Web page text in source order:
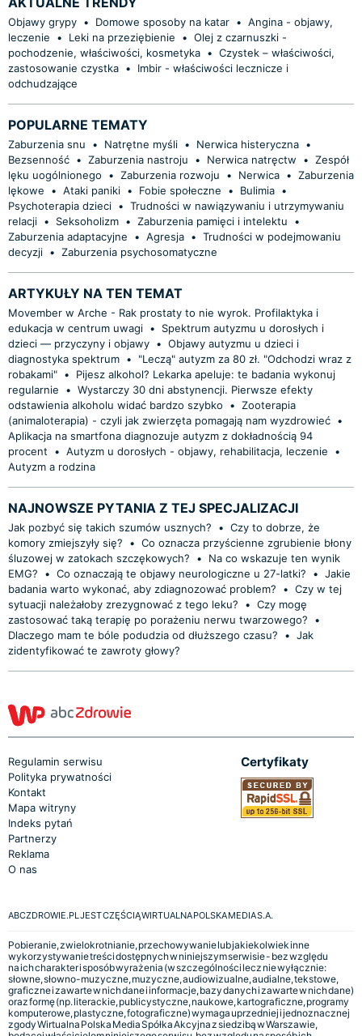
Objawy grypy • Domowe sposoby na katar • Angina - objawy,
leczenie
• Leki na przeziębienie • Olej z czarnuszki -
pochodzenie, właściwości, kosmetyka • Czystek – właściwości,
zastosowanie czystka •
Imbir - właściwości lecznicze i
odchudzające
POPULARNE TEMATY
Zaburzenia snu • Natrętne myśli • Nerwica histeryczna •
Bezsenność • Zaburzenia nastroju • Nerwica natręctw • Zespół
lęku uogólnionego
• Zaburzenia rozwoju • Nerwica • Zaburzenia
lękowe
• Ataki paniki • Fobie społeczne • Bulimia •
Psychoterapia dzieci • Trudności w nawiązywaniu i utrzymywaniu
relacji • Seksoholizm • Zaburzenia pamięci i intelektu
•
Zaburzenia adaptacyjne
• Agresja • Trudności w podejmowaniu
decyzji • Zaburzenia psychosomatyczne
ARTYKUŁY NA TEN TEMAT
Movember w Arche - Rak prostaty to nie wyrok. Profilaktyka i
edukacja w centrum uwagi •
Spektrum autyzmu u dorosłych i
dzieci — przyczyny i objawy • Objawy autyzmu u dzieci i
diagnostyka spektrum •
"Leczą" autyzm za 80 zł. "Odchodzi wraz z
robakami" •
Pijesz alkohol? Lekarka apeluje: te badania wykonuj
regularnie
• Wystarczy 30 dni abstynencji. Pierwsze efekty
odstawienia alkoholu widać bardzo szybko
• Zooterapia
(animaloterapia) - czyli jak zwierzęta pomagają nam wyzdrowieć •
Aplikacja na smartfona diagnozuje autyzm z dokładnością 94
procent
• Autyzm u dorosłych - objawy, rehabilitacja, leczenie
•
Autyzm a rodzina
NAJNOWSZE PYTANIA Z TEJ SPECJALIZACJI
Jak pozbyć się takich szumów usznych? • Czy to dobrze, że
komory zmiejszyły się?
• Co oznacza przyścienne zgrubienie błony
śluzowej w zatokach szczękowych?
•
Na co wskazuje ten wynik
EMG?
• Co oznaczają te objawy neurologiczne u 27-latki? • Jakie
badania warto wykonać, aby zdiagnozować problem?
• Czy w tej
sytuacji należałoby zrezygnować z tego leku?
• Czy mogę
zastosować taką terapię po porażeniu nerwu twarzowego?
•
Dlaczego mam te bóle podudzia od dłuższego czasu?
• Jak
zidentyfikować te zawroty głowy?
Regulamin serwisu
Polityka prywatności
Kontakt
Mapa witryny
Indeks pytań
Partnerzy
Reklama
O nas
Certyfikaty
ABCZDROWIE.PL JEST CZĘŚCIĄ WIRTUALNA POLSKA MEDIA S.A.
Pobieranie, zwielokrotnianie, przechowywanie lub jakiekolwiek inne
wykorzystywanie treści dostępnych w niniejszym serwisie - bez względu
na ich charakter i sposób wyrażenia (w szczególności lecz nie wyłącznie:
słowne, słowno-muzyczne, muzyczne, audiowizualne, audialne, tekstowe,
graficzne i zawarte w nich dane i informacje, bazy danych i zawarte w nich dane)
oraz formę (np. literackie, publicystyczne, naukowe, kartograficzne, programy
komputerowe, plastyczne, fotograficzne) wymaga uprzedniej i jednoznacznej
zgody Wirtualna Polska Media Spółka Akcyjna z siedzibą w Warszawie,